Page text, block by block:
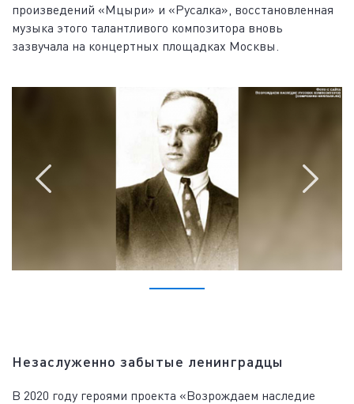
произведений «Мцыри» и «Русалка», восстановленная
музыка этого талантливого композитора вновь
зазвучала на концертных площадках Москвы.
Незаслуженно забытые ленинградцы
В 2020 году героями проекта «Возрождаем наследие